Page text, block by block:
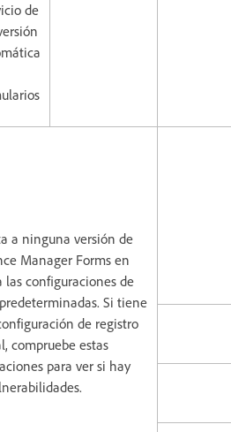
de
a ninguna versión de
Manager Forms en
las configuraciones de
Si tiene
de registro
compruebe estas
para ver si hay